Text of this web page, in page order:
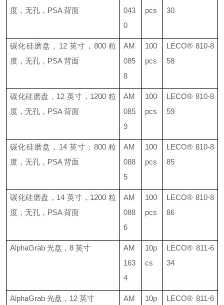
度，无孔， PSA背面
043
0
pcs
30
碳化硅磨盘， 12 英寸， 800粒
度，无孔， PSA背面
AM
085
8
100
pcs
LECO® 810-8
58
碳化硅磨盘， 12 英寸， 1200粒
度，无孔， PSA背面
AM
085
9
100
pcs
LECO® 810-8
59
碳化硅磨盘， 14 英寸， 800粒
度，无孔， PSA背面
AM
088
5
100
pcs
LECO® 810-8
85
碳化硅磨盘， 14 英寸， 1200粒
度，无孔， PSA背面
AM
088
6
100
pcs
LECO® 810-8
86
AlphaGrab 光盘， 8 英寸
AM
163
4
10p
cs
LECO® 811-6
34
AlphaGrab 光盘， 12 英寸
AM
10p
LECO® 811-6